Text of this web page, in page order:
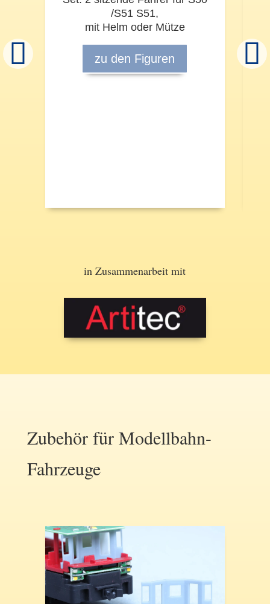
/S51 S51,
mit Helm oder Mütze
zu den Figuren
in Zusammenarbeit mit
Zubehör für Modellbahn-
Fahrzeuge